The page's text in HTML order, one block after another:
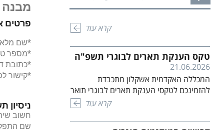
מבנה
פרטים
*שם מלא
*מספר
*כתובת
*קישור
ניסיון
חשוב
שם
שגובשו עם כלל המוסדות האקדמית וקמל"ר.
מוגדרות על פי משך ימי השירות וקריטריונים
סטודנטים יקרים. אתם לא לבד !!! מרכז חוסן
הנפשית עם כל המורכבויות שעולות לאור
התמודדויות עם טראומות מהעבר, בדידות,
חרדות, הורות, זוגיות ועוד. אנחנו מקיימים
קבוצות שיח ותמיכה לצד פגישות פרטניות
ופעילויות מגבשות לקהילת הסטודנטים.
מוזמנים לקחת חלק, להרגיש שייכות,
משמעות ובעיקר להרגיש יותר טוב. פנו […]
קרא עוד
טקס הענקת תארים לבוגרי תשפ"ה
21.06.2026
המכללה האקדמית אשקלון מתכבדת
להזמינכם לטקסי הענקת תארים לבוגרי תואר
ראשון ומוסמכי התואר. הטקסים יתקיימו
ומיקומי הטקס לחץ כאן
קרא עוד